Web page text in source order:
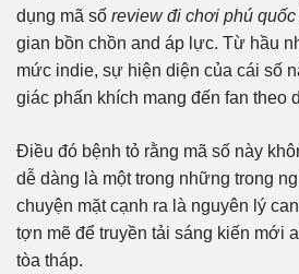
dụng mã số review đi chơi phú quốc
gian bồn chồn and áp lực. Từ hầu
mức indie, sự hiện diện của cái số
giác phấn khích mang đến fan theo
Điều đó bệnh tỏ rằng mã số này
dễ dàng là một trong những trong
chuyện mặt cạnh ra là nguyên lý
tợn mẽ để truyền tải sáng kiến mới
tòa tháp.